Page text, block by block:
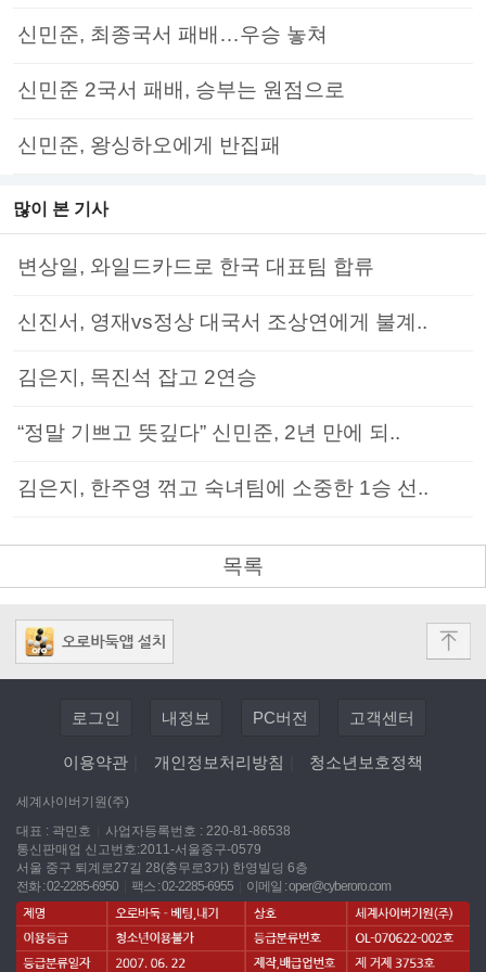
신민준, 최종국서 패배…우승 놓쳐
신민준 2국서 패배, 승부는 원점으로
신민준, 왕싱하오에게 반집패
많이 본 기사
변상일, 와일드카드로 한국 대표팀 합류
신진서, 영재vs정상 대국서 조상연에게 불계..
김은지, 목진석 잡고 2연승
“정말 기쁘고 뜻깊다” 신민준, 2년 만에 되..
김은지, 한주영 꺾고 숙녀팀에 소중한 1승 선..
목록
로그인 내정보 PC버전 고객센터
이용약관 개인정보처리방침 청소년보호정책
세계사이버기원(주)
대표 : 곽민호
사업자등록번호 : 220-81-86538
통신판매업 신고번호:2011-서울중구-0579
서울 중구 퇴계로27길 28(충무로3가) 한영빌딩 6층
전화 : 02-2285-6950
팩스 : 02-2285-6955 이메일 :oper@cyberoro.com